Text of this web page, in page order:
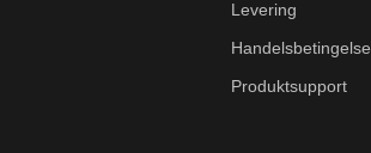
Levering
Produktsupport